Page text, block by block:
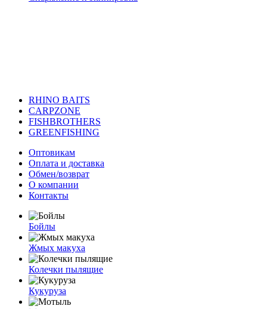
RHINO BAITS
CARPZONE
FISHBROTHERS
GREENFISHING
Оптовикам
Оплата и доставка
Обмен/возврат
О компании
Контакты
Бойлы
Жмых макуха
Колечки пылящие
Кукуруза